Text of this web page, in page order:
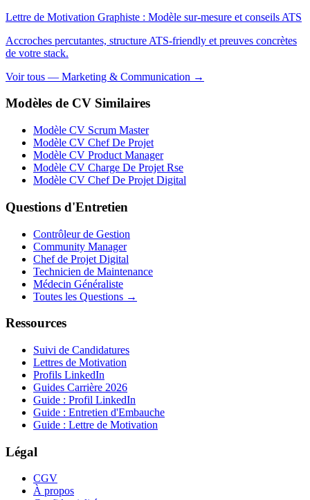
Lettre de Motivation Graphiste : Modèle sur-mesure et conseils ATS
Accroches percutantes, structure ATS-friendly et preuves concrètes
de votre stack.
Voir tous — Marketing & Communication →
Modèles de CV Similaires
Modèle CV Scrum Master
Modèle CV Chef De Projet
Modèle CV Product Manager
Modèle CV Charge De Projet Rse
Modèle CV Chef De Projet Digital
Questions d'Entretien
Contrôleur de Gestion
Community Manager
Chef de Projet Digital
Technicien de Maintenance
Médecin Généraliste
Toutes les Questions →
Ressources
Suivi de Candidatures
Lettres de Motivation
Profils LinkedIn
Guides Carrière 2026
Guide : Profil LinkedIn
Guide : Entretien d'Embauche
Guide : Lettre de Motivation
Légal
CGV
À propos